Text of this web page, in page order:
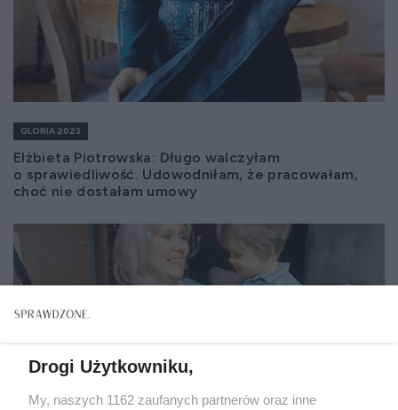
GLORIA 2023
Elżbieta Piotrowska: Długo walczyłam
o sprawiedliwość. Udowodniłam, że pracowałam,
choć nie dostałam umowy
Drogi Użytkowniku,
My, naszych 1162 zaufanych partnerów oraz inne